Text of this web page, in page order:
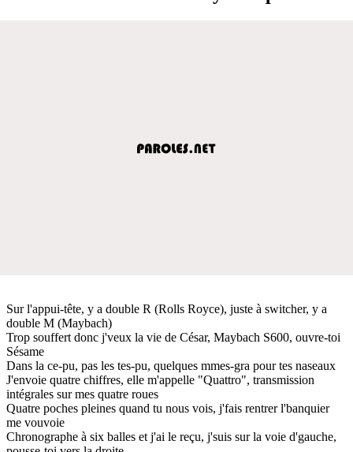
Sur l'appui-tête, y a double R (Rolls Royce), juste à switcher, y a
double M (Maybach)
Trop souffert donc j'veux la vie de César, Maybach S600, ouvre-toi
Sésame
Dans la ce-pu, pas les tes-pu, quelques mmes-gra pour tes naseaux
J'envoie quatre chiffres, elle m'appelle "Quattro", transmission
intégrales sur mes quatre roues
Quatre poches pleines quand tu nous vois, j'fais rentrer l'banquier
me vouvoie
Chronographe à six balles et j'ai le reçu, j'suis sur la voie d'gauche,